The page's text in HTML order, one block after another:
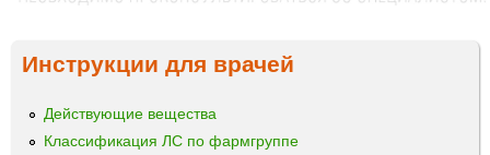
Инструкции для врачей
Действующие вещества
Классификация ЛС по фармгруппе